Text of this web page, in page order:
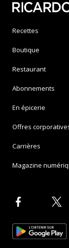
Recettes
Boutique
Restaurant
Abonnements
En épicerie
Offres
Carrières
Magazine